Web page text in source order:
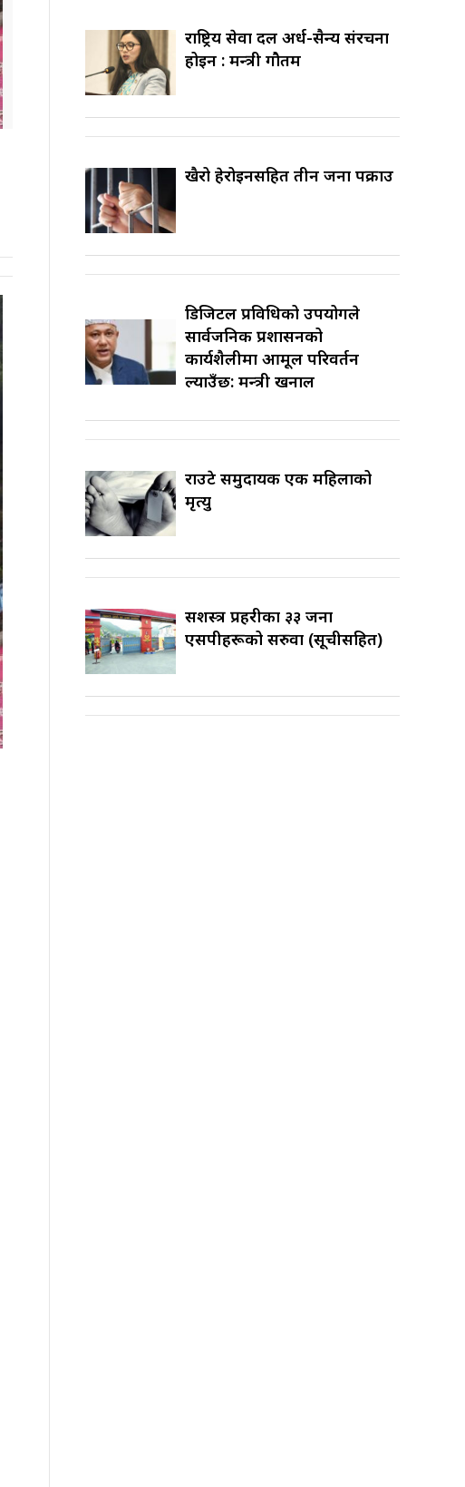
राष्ट्रिय सेवा दल अर्ध-सैन्य संरचना
होइन : मन्त्री गौतम
खैरो हेरोइनसहित तीन जना पक्राउ
डिजिटल प्रविधिको उपयोगले
सार्वजनिक प्रशासनको
कार्यशैलीमा आमूल परिवर्तन
ल्याउँछ: मन्त्री खनाल
राउटे समुदायकी एक महिलाको
मृत्यु
सशस्त्र प्रहरीका ३३ जना
एसपीहरूको सरुवा (सूचीसहित)